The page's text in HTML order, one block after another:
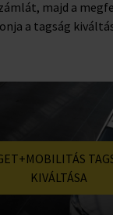
majd a
a tagság
KIVÁLTÁSA